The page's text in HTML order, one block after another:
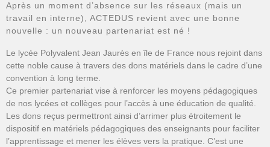
Après un moment d’absence sur les réseaux (mais un
travail en interne), ACTEDUS revient avec une bonne
nouvelle : un nouveau partenariat est né !
Le lycée Polyvalent Jean Jaurès en île de France nous rejoint dans
cette noble cause à travers des dons matériels dans le cadre d’une
convention à long terme.
Ce premier partenariat vise à renforcer les moyens pédagogiques
de nos lycées et collèges pour l’accès à une éducation de qualité.
Les dons reçus permettront ainsi d’arrimer plus étroitement le
dispositif en matériels pédagogiques des enseignants pour faciliter
l’apprentissage et mener les élèves vers la pratique. C’est une